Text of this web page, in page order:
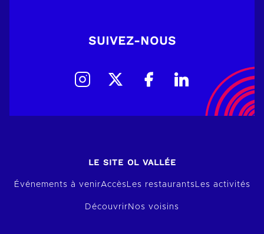
SUIVEZ-NOUS
LE SITE OL VALLÉE
Événements à venirAccès Les restaurants Les activités
Découvrir Nos voisins